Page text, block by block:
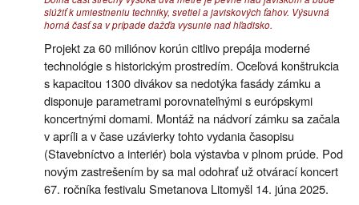
slúžiť k umiestneniu techniky, svetiel a javiskových ťahov. Výsuvná
horná časť sa v prípade dažďa vysunie nad hľadisko.
Projekt za 60 miliónov korún citlivo prepája moderné
technológie s historickým prostredím. Oceľová konštrukcia
s kapacitou 1300 divákov sa nedotýka fasády zámku a
disponuje parametrami porovnateľnými s európskymi
koncertnými domami. Montáž na nádvorí zámku sa začala
v apríli a v čase uzávierky tohto vydania časopisu
(Stavebníctvo a interiér) bola výstavba v plnom prúde. Pod
novým zastrešením by sa mal odohrať už otvárací koncert
67. ročníka festivalu Smetanova Litomyšl 14. júna 2025.